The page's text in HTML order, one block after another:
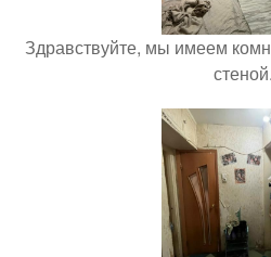
Здравствуйте, мы имеем
стеной.